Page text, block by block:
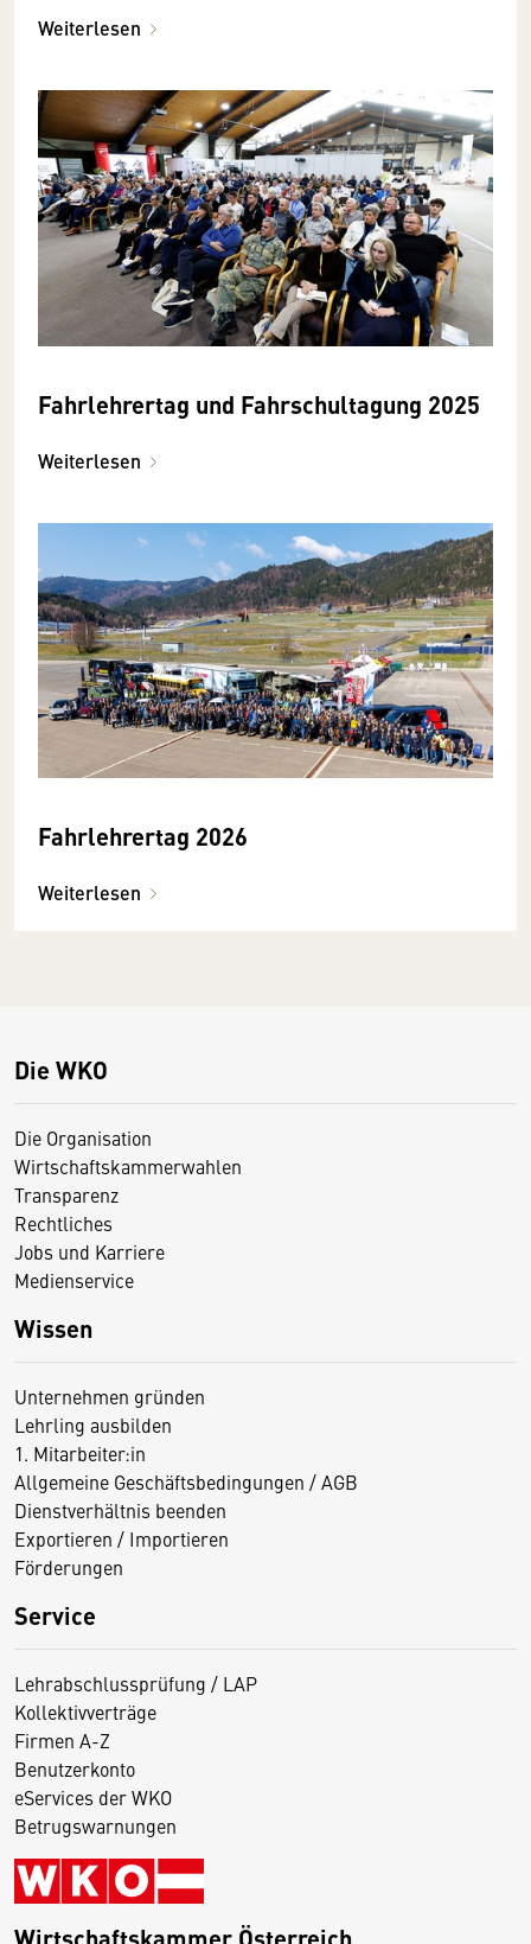
Weiterlesen
Fahrlehrertag und Fahrschul­tagung 2025
Weiterlesen
Fahrlehrertag 2026
Weiterlesen
Die WKO
Die Organisation
Wirtschaftskammerwahlen
Transparenz
Rechtliches
Jobs und Karriere
Medienservice
Wissen
Unternehmen gründen
Lehrling ausbilden
1. Mitarbeiter:in
Allgemeine Geschäftsbedingungen / AGB
Dienstverhältnis beenden
Exportieren / Importieren
Förderungen
Service
Lehrabschlussprüfung / LAP
Kollektivverträge
Firmen A-Z
Benutzerkonto
eServices der WKO
Betrugswarnungen